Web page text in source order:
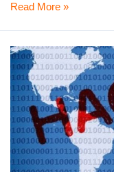
Krótka
warto
dbać
o
hasło
(i
nie
tylko)
Read More »